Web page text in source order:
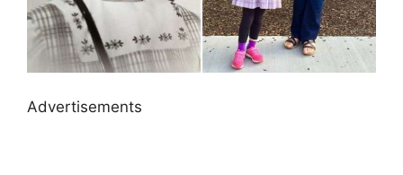
Advertisements